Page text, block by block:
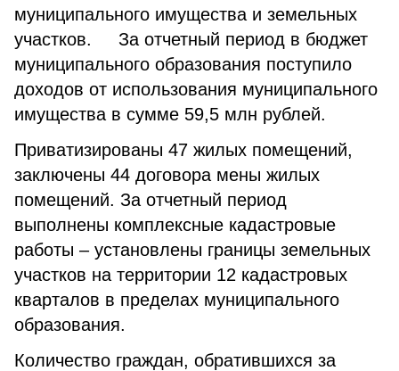
муниципального имущества и земельных
участков. За отчетный период в бюджет
муниципального образования поступило
доходов от использования муниципального
имущества в сумме 59,5 млн рублей.
Приватизированы 47 жилых помещений,
заключены 44 договора мены жилых
помещений. За отчетный период
выполнены комплексные кадастровые
работы – установлены границы земельных
участков на территории 12 кадастровых
кварталов в пределах муниципального
образования.
Количество граждан, обратившихся за